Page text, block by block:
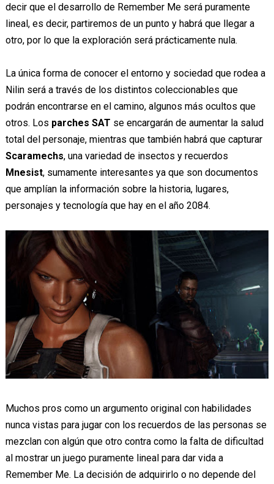
decir que el desarrollo de Remember Me será puramente
lineal, es decir, partiremos de un punto y habrá que llegar a
otro, por lo que la exploración será prácticamente nula.
La única forma de conocer el entorno y sociedad que rodea a
Nilin será a través de los distintos coleccionables que
podrán encontrarse en el camino, algunos más ocultos que
otros. Los parches SAT se encargarán de aumentar la salud
total del personaje, mientras que también habrá que capturar
Scaramechs, una variedad de insectos y recuerdos
Mnesist, sumamente interesantes ya que son documentos
que amplían la información sobre la historia, lugares,
personajes y tecnología que hay en el año 2084.
Muchos pros como un argumento original con habilidades
nunca vistas para jugar con los recuerdos de las personas se
mezclan con algún que otro contra como la falta de dificultad
al mostrar un juego puramente lineal para dar vida a
Remember Me. La decisión de adquirirlo o no depende del